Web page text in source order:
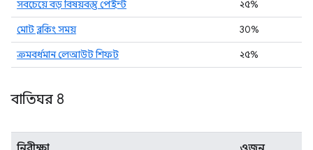
সবচেয়ে বড় বিষয়বস্তু পেইন্ট
২৫%
মোট ব্লকিং সময়
30%
ক্রমবর্ধমান লেআউট শিফট
২৫%
বাতিঘর 8